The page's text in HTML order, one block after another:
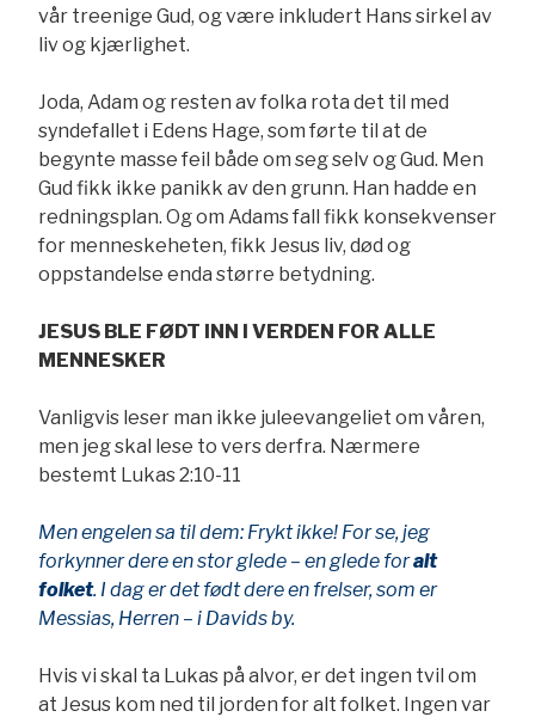
vår treenige Gud, og være inkludert Hans sirkel av
liv og kjærlighet.
Joda, Adam og resten av folka rota det til med
syndefallet i Edens Hage, som førte til at de
begynte masse feil både om seg selv og Gud. Men
Gud fikk ikke panikk av den grunn. Han hadde en
redningsplan. Og om Adams fall fikk konsekvenser
for menneskeheten, fikk Jesus liv, død og
oppstandelse enda større betydning.
JESUS BLE FØDT INN I VERDEN FOR ALLE
MENNESKER
Vanligvis leser man ikke juleevangeliet om våren,
men jeg skal lese to vers derfra. Nærmere
bestemt Lukas 2:10-11
Men engelen sa til dem: Frykt ikke! For se, jeg
forkynner dere en stor glede – en glede foralt
folket. I dag er det født dere en frelser, som er
Messias, Herren – i Davids by.
Hvis vi skal ta Lukas på alvor, er det ingen tvil om
at Jesus kom ned til jorden for alt folket. Ingen var